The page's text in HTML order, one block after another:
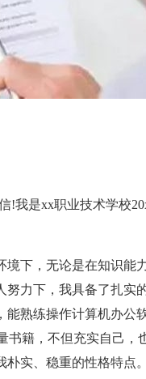
是xx职业技术学校
下，无论是在知识能
力下，我具备了扎实
熟练操作计算机办公软
书籍，不但充实自己，
实、稳重的性格特点。